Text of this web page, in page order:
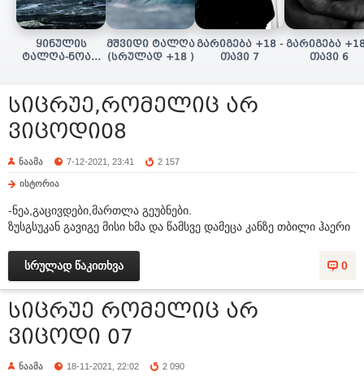
ყინულის
ტალღა-ნოას/
(+18 სრულად)
მშვიდი ტალღა
(სრულად +18 )
გარიგება +18 -
თავი 7
გარიგება
თავი 6
სიცრუე,რომელიც არ
ვიცოდი08
ნაამა 7-12-2021, 23:41 2 157
ისტორია
-ნეა,გაცივდები,მართლა გეუბნები.
ზუსგსუკან გავიგე მისი ხმა და წამსვე დამეცა კანზე თბილი ჰაერი
0
სრულად წაკითხვა
სიცრუე რომელიც არ
ვიცოდი 07
ნაამა 18-11-2021, 22:02 2 090